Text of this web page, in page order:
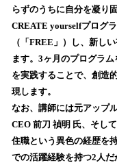
数
を
読
込
み
中
で
す
らずのうちに自分を凝り
CREATE yourselfプログ
（「FREE」）し、新し
ます。3ヶ月のプログラ
を実践することで、創造
現します。
なお、講師には元アップ
CEO 前刀 禎明 氏、そし
住職という異色の経歴を
での活躍経験を持つ2人